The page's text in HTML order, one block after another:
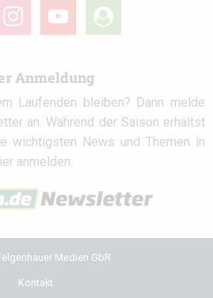
instagramyoutube
user-
circle
Anmeldung
Laufenden bleiben? Dann melde
an. Während der Saison erhältst
wichtigsten News und Themen in
anmelden:
Medien GbR
Kontakt